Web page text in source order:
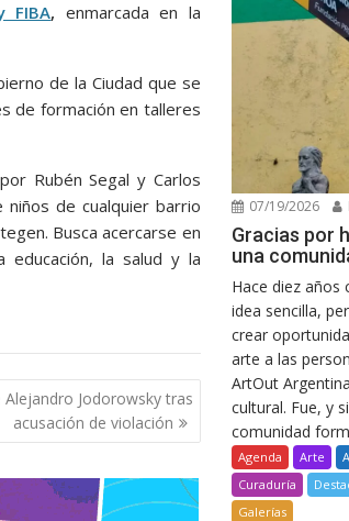
FIBA, enmarcada en la
de la Ciudad que se
de formación en talleres
Rubén Segal y Carlos
de cualquier barrio
Busca acercarse en
educación, la salud y la
Jodorowsky tras
acusación de violación
07/19/2026
Gracias por
una
Hace diez años
idea sencilla,
crear
arte a las
ArtOut
cultural. Fue, y
comunidad
Agenda Arte
Curaduría
Galerías